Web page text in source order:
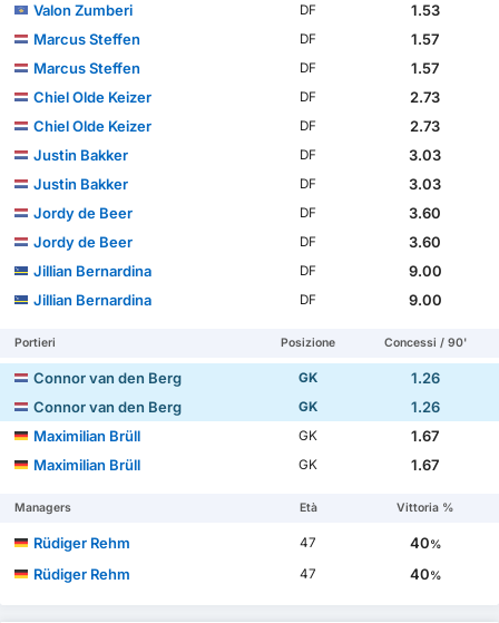
Valon Zumberi
DF
1.53
Marcus Steffen
DF
1.57
Marcus Steffen
DF
1.57
Chiel Olde Keizer
DF
2.73
Chiel Olde Keizer
DF
2.73
Justin Bakker
DF
3.03
Justin Bakker
DF
3.03
Jordy de Beer
DF
3.60
Jordy de Beer
DF
3.60
Jillian Bernardina
DF
9.00
Jillian Bernardina
DF 9.00
Portieri Posizione Concessi / 90'
Connor van den Berg GK
1.26
Connor van den Berg
GK
1.26
Maximilian Brüll
GK
1.67
Maximilian Brüll
GK 1.67
Managers Età Vittoria %
Rüdiger Rehm 47 40%
Rüdiger Rehm 47 40%